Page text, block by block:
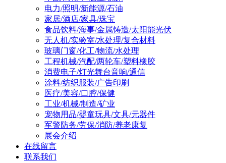
电力/照明/新能源/石油
家居/酒店/家具/珠宝
食品饮料/海事/金属铸造/太阳能光伏
无人机/实验室/水处理/复合材料
玻璃门窗/化工/物流/水处理
工程机械/汽配/两轮车/塑料橡胶
消费电子/灯光舞台音响/通信
涂料/纺织服装/广告印刷
医疗/美容/口腔/保健
工业/机械/制造/矿业
宠物用品/婴童玩具/文具/元器件
军警防务/劳保/消防/养老康复
展会介绍
在线留言
联系我们